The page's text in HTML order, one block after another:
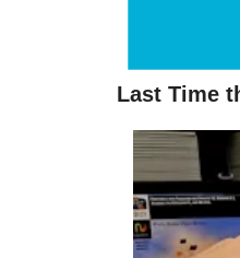
Last Time